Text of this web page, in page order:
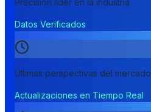
Datos Verificados
Últimas perspectivas del mercado
Actualizaciones en Tiempo Real